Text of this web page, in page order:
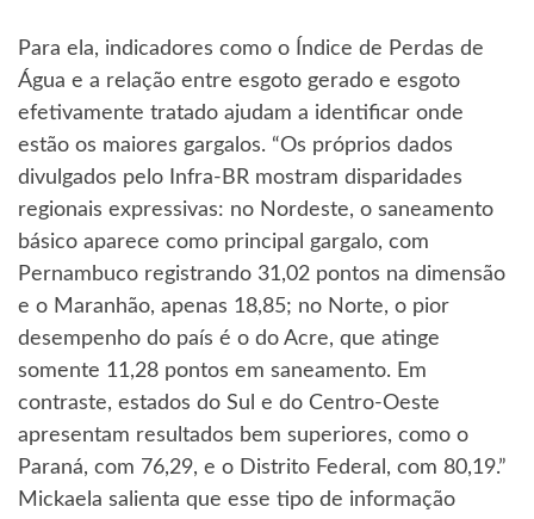
Para ela, indicadores como o Índice de Perdas de
Água e a relação entre esgoto gerado e esgoto
efetivamente tratado ajudam a identificar onde
estão os maiores gargalos. “Os próprios dados
divulgados pelo Infra-BR mostram disparidades
regionais expressivas: no Nordeste, o saneamento
básico aparece como principal gargalo, com
Pernambuco registrando 31,02 pontos na dimensão
e o Maranhão, apenas 18,85; no Norte, o pior
desempenho do país é o do Acre, que atinge
somente 11,28 pontos em saneamento. Em
contraste, estados do Sul e do Centro-Oeste
apresentam resultados bem superiores, como o
Paraná, com 76,29, e o Distrito Federal, com 80,19.”
Mickaela salienta que esse tipo de informação